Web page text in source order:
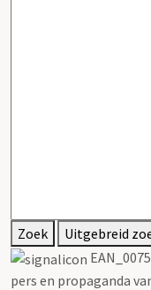
Zoek Uitgebreid
pers en propaganda